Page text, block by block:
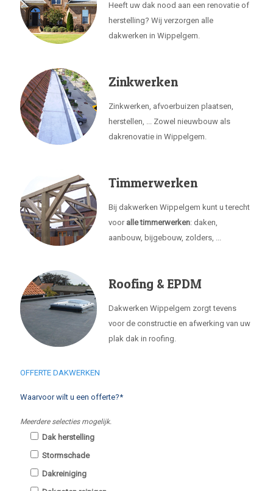
Heeft uw dak nood aan een renovatie of
herstelling? Wij verzorgen alle
dakwerken in Wippelgem.
Zinkwerken
Zinkwerken, afvoerbuizen plaatsen,
herstellen, ... Zowel nieuwbouw als
dakrenovatie in Wippelgem.
Timmerwerken
Bij dakwerken Wippelgem kunt u terecht
voor alle timmerwerken: daken,
aanbouw, bijgebouw, zolders, ...
Roofing & EPDM
Dakwerken Wippelgem zorgt tevens
voor de constructie en afwerking van uw
plak dak in roofing.
OFFERTE DAKWERKEN
Waarvoor wilt u een offerte?*
Meerdere selecties mogelijk.
Dak herstelling
Stormschade
Dakreiniging